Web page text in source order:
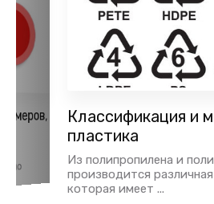
Классификация и
пластика
Из полипропилена и
производится
которая имеет ...